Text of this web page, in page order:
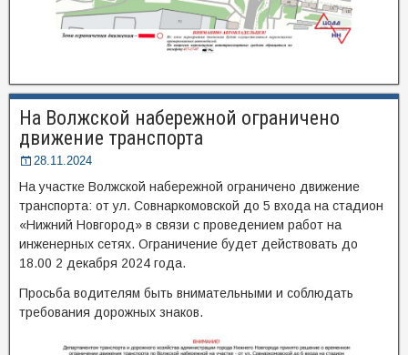
На Волжской набережной ограничено
движение транспорта
28.11.2024
На участке Волжской набережной ограничено движение
транспорта: от ул. Совнаркомовской до 5 входа на стадион
«Нижний Новгород» в связи с проведением работ на
инженерных сетях. Ограничение будет действовать до
18.00 2 декабря 2024 года.
Просьба водителям быть внимательными и соблюдать
требования дорожных знаков.